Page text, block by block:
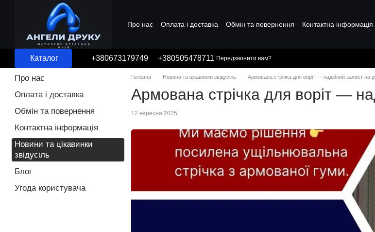
Перейти до основного контенту
Про нас Оплата і доставка Обмін та повернення Контактна інформація
Каталог +380673179749 +380505478711 Передзвонити вам?
Головна Новини та цікавинки звідусіль Армована стрічка для воріт — надійний захист на
Армована стрічка для воріт —
12 вересня 2025
Про нас
Оплата і доставка
Обмін та повернення
Контактна інформація
Новини та цікавинки
звідусіль
Блог
Угода користувача